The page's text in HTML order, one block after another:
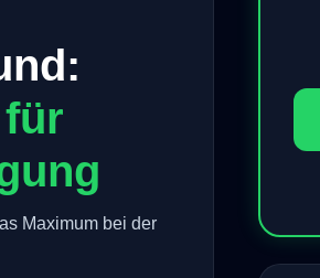
Maximum bei der